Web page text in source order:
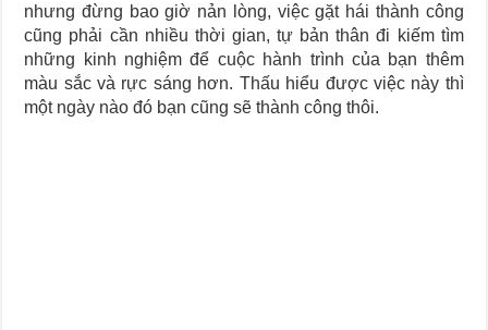
nhưng đừng bao giờ nản lòng, việc gặt hái thành công
cũng phải cần nhiều thời gian, tự bản thân đi kiếm tìm
những kinh nghiệm để cuộc hành trình của bạn thêm
màu sắc và rực sáng hơn. Thấu hiểu được việc này thì
một ngày nào đó bạn cũng sẽ thành công thôi.